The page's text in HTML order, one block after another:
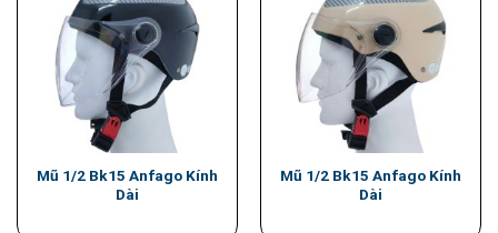
Mũ 1/2 Bk15 Anfago Kính
Dài
Mũ 1/2 Bk15 Anfago Kính
Dài